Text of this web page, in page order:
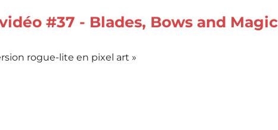
#37 - Blades, Bows and Magic
rogue-lite en pixel art »